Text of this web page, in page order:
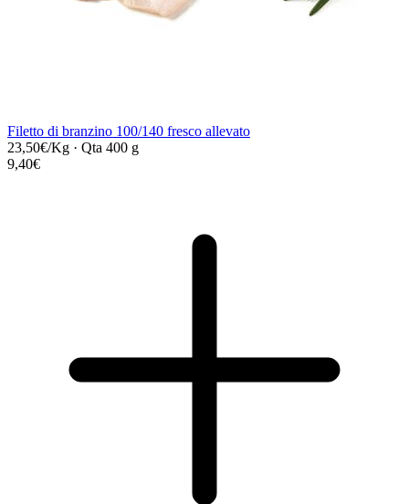
Filetto di branzino 100/140 fresco allevato
23,50€/Kg · Qta 400 g
9,40€